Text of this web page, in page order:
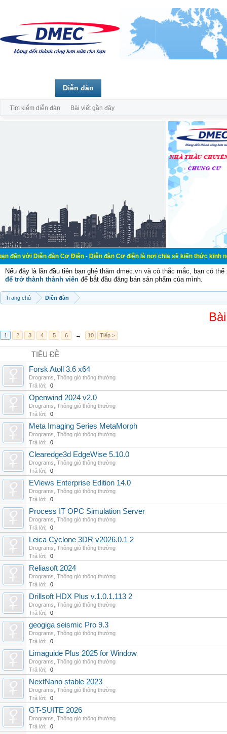
đàn Cơ Điện - Diễn đàn Cơ điện là nơi chia sẽ kiến thức kinh nghiệm
Nếu đây là lần đầu tiên bạn ghé thăm dmec.vn và có thắc mắc, bạn có
để trở thành thành viên để bắt đầu đăng bán sản phẩm của mình.
Trang chủ Diễn đàn
1 2 3 4 5 6 → 10 Tiếp >
TIÊU ĐỀ
Forsk Atoll 3.6 x64
Drograms Thông gió thông thường
Trả lời:
0
Openwind 2024 v2.0
Drograms Thông gió thông thường
Trả lời:
0
Meta Imaging Series MetaMorph
Drograms Thông gió thông thường
Trả lời:
0
Clearedge3d EdgeWise 5.10.0
Drograms Thông gió thông thường
Trả lời:
0
EViews Enterprise Edition 14.0
Drograms Thông gió thông thường
Trả lời:
0
Process IT OPC Simulation Server
Drograms Thông gió thông thường
Trả lời:
0
Leica Cyclone 3DR v2026.0.1 2
Drograms Thông gió thông thường
Trả lời:
0
Reliasoft 2024
Drograms Thông gió thông thường
Trả lời:
0
Drillsoft HDX Plus v.1.0.1.113 2
Drograms Thông gió thông thường
Trả lời:
0
geogiga seismic Pro 9.3
Drograms Thông gió thông thường
Trả lời:
0
Limaguide Plus 2025 for Window
Drograms Thông gió thông thường
Trả lời:
0
NextNano stable 2023
Drograms Thông gió thông thường
Trả lời:
0
GT-SUITE 2026
Drograms Thông gió thông thường
Trả lời:
0
Diễn đàn
Tìm kiếm diễn đàn Bài viết gần đây